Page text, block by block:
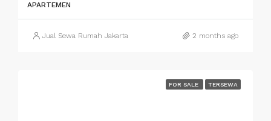
APARTEMEN
Jual Sewa Rumah Jakarta 2 months ago
FOR SALE TERSEWA